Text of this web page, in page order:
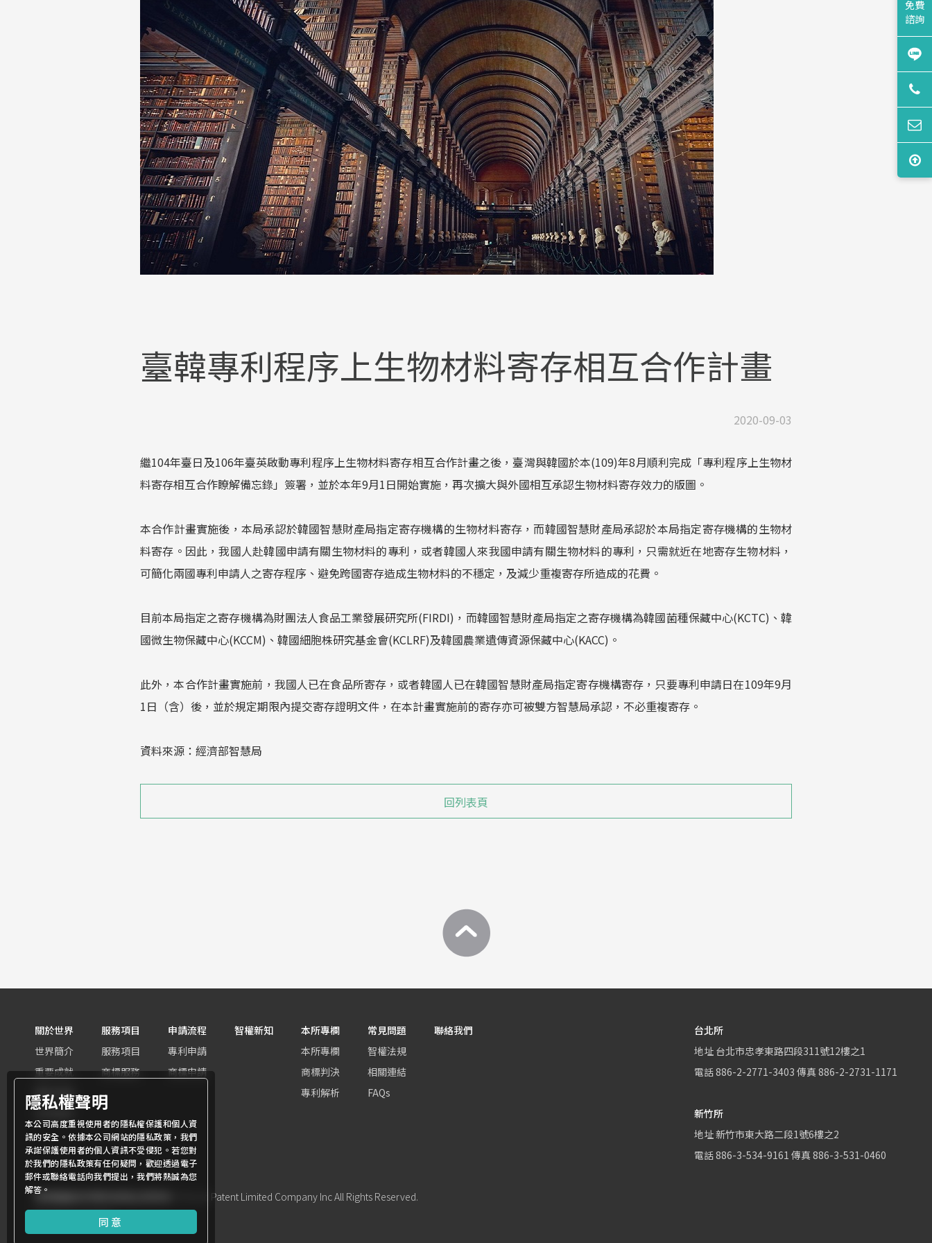
臺韓專利程序上生物材料寄存相互合作計畫
2020-09-03
繼104年臺日及106年臺英啟動專利程序上生物材料寄存相互合作計畫之後，臺灣與韓國於本(109)年8月順利完成「專利程序上生物材
料寄存相互合作瞭解備忘錄」簽署，並於本年9月1日開始實施，再次擴大與外國相互承認生物材料寄存效力的版圖。
本合作計畫實施後，本局承認於韓國智慧財產局指定寄存機構的生物材料寄存，而韓國智慧財產局承認於本局指定寄存機構的生物材
料寄存。因此，我國人赴韓國申請有關生物材料的專利，或者韓國人來我國申請有關生物材料的專利，只需就近在地寄存生物材料，
可簡化兩國專利申請人之寄存程序、避免跨國寄存造成生物材料的不穩定，及減少重複寄存所造成的花費。
目前本局指定之寄存機構為財團法人食品工業發展研究所(FIRDI)，而韓國智慧財產局指定之寄存機構為韓國菌種保藏中心(KCTC)、韓
國微生物保藏中心(KCCM)、韓國細胞株研究基金會(KCLRF)及韓國農業遺傳資源保藏中心(KACC)。
此外，本合作計畫實施前，我國人已在食品所寄存，或者韓國人已在韓國智慧財產局指定寄存機構寄存，只要專利申請日在109年9月
1日（含）後，並於規定期限內提交寄存證明文件，在本計畫實施前的寄存亦可被雙方智慧局承認，不必重複寄存。
資料來源：經濟部智慧局
回列表頁
關於世界
世界簡介
重要成就
團隊組織
世界客群
服務項目
服務項目
商標服務
申請流程
專利申請
商標申請
智權新知
本所專欄
本所專欄
商標判決
專利解析
常見問題
智權法規
相關連結
FAQs
聯絡我們
台北所
地址 台北市忠孝東路四段311號12樓之1
電話886-2-2771-3403 傳真 886-2-2731-1171
新竹所
地址新竹市東大路二段1號6樓之2
電話886-3-534-9161 傳真 886-3-531-0460
商標權屬世界專利有限公司所有
© World Patent Limited Company Inc All Rights Reserved.
Design by Julyinfo.
免費
諮詢
隱私權聲明
本公司高度重視使用者的隱私權保護和個人資
訊的安全。依據本公司網站的隱私政策，我們
承諾保護使用者的個人資訊不受侵犯。若您對
於我們的隱私政策有任何疑問，歡迎透過電子
郵件或聯絡電話向我們提出，我們將熱誠為您
解答。
同意